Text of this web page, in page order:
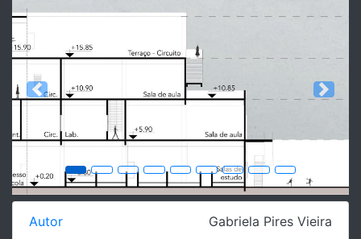
Previous Next
Autor Gabriela Pires Vieira